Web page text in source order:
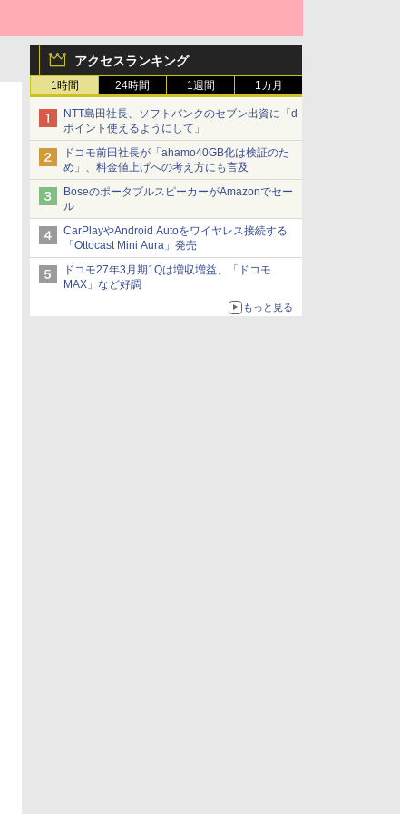
アクセスランキング
1時間 24時間 1週間 1カ月
NTT島田社長、ソフトバンクのセブン出資に「d
ポイント使えるようにして」
ドコモ前田社長が「ahamo40GB化は検証のた
め」、料金値上げへの考え方にも言及
BoseのポータブルスピーカーがAmazonでセー
ル
CarPlayやAndroid Autoをワイヤレス接続する
「Ottocast Mini Aura」発売
ドコモ27年3月期1Qは増収増益、「ドコモ
MAX」など好調
もっと見る